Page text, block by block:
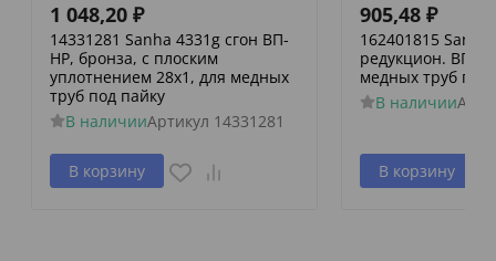
1 048,20 ₽
14331281 Sanha 4331g сгон ВП-
НР, бронза, с плоским
уплотнением 28x1, для медных
труб под пайку
В наличииАртикул 14331281
В корзину
905,48 ₽
162401815
редукцион. ВПр-
медных труб
В наличии
В корзину